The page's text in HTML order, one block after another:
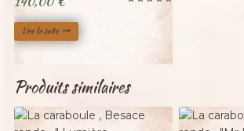
Lire la suite
Produits similaires